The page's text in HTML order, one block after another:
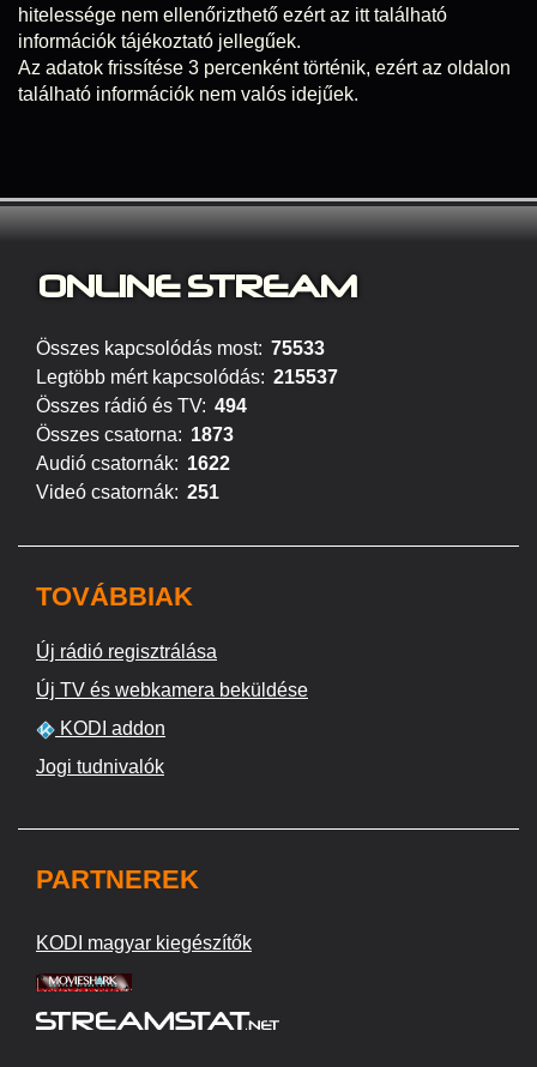
hitelessége nem ellenőrizthető ezért az itt található
információk tájékoztató jellegűek.
Az adatok frissítése 3 percenként történik, ezért az oldalon
található információk nem valós idejűek.
ONLINE STREAM
Összes kapcsolódás most: 75533
Legtöbb mért kapcsolódás: 215537
Összes rádió és TV: 494
Összes csatorna: 1873
Audió csatornák: 1622
Videó csatornák: 251
TOVÁBBIAK
Új rádió regisztrálása
Új TV és webkamera beküldése
KODI addon
Jogi tudnivalók
PARTNEREK
KODI magyar kiegészítők